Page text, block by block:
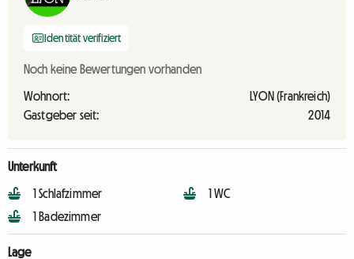
Identität verifiziert
Noch keine Bewertungen vorhanden
Wohnort:
LYON (Frankreich)
Gastgeber seit:
2014
Unterkunft
1 Schlafzimmer
1 Badezimmer
1 WC
Lage